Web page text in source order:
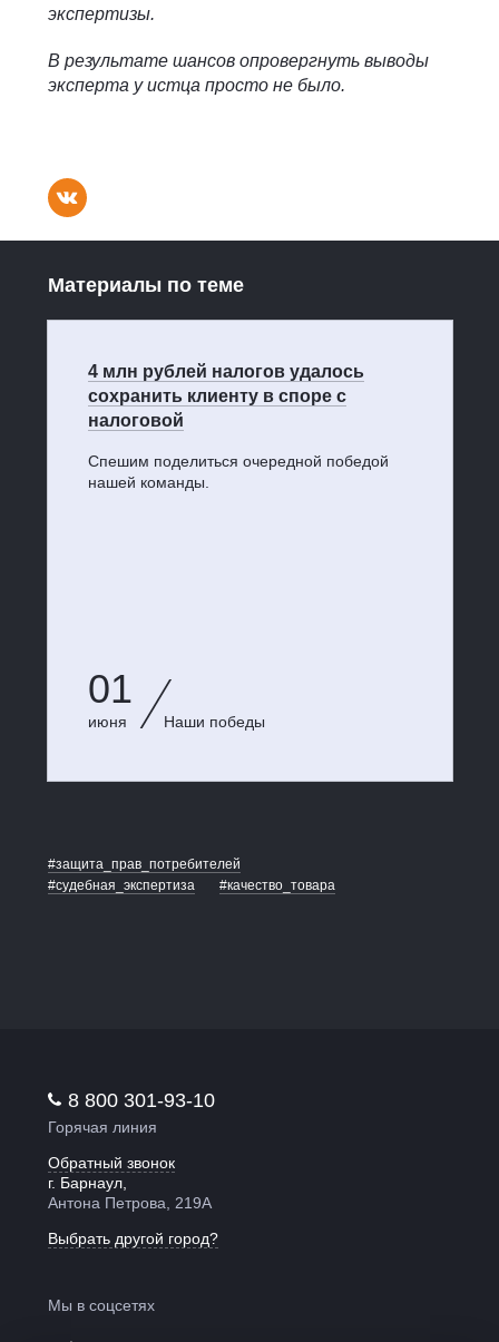
экспертизы.
В результате шансов опровергнуть выводы
эксперта у истца просто не было.
Материалы по теме
4 млн рублей налогов удалось
сохранить клиенту в споре с
налоговой
Спешим поделиться очередной победой
нашей команды.
01
июня Наши победы
#защита_прав_потребителей
#судебная_экспертиза
#качество_товара
8 800 301-93-10
Горячая линия
Обратный звонок
г. Барнаул,
Антона Петрова, 219А
Выбрать другой город?
Мы в соцсетях